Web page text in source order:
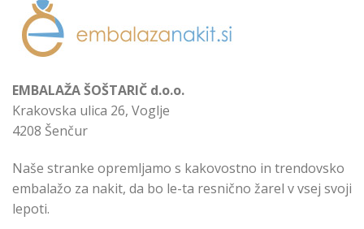
EMBALAŽA ŠOŠTARIČ d.o.o.
Krakovska ulica 26, Voglje
4208 Šenčur
Naše stranke opremljamo s kakovostno in trendovsko
embalažo za nakit, da bo le-ta resnično žarel v vsej svoji
lepoti.